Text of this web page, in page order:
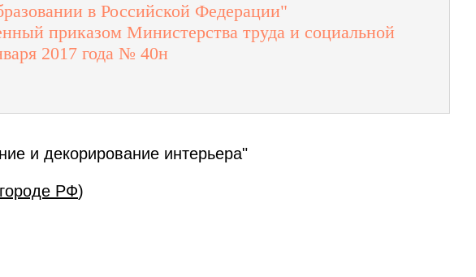
в Российской Федерации"
приказом Министерства труда и социальной
2017 года № 40н
и декорирование интерьера"
РФ)